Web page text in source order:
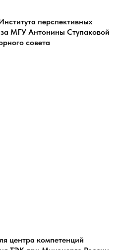
перспективных
МГУ Антонины Ступаковой
совета
центра компетенций